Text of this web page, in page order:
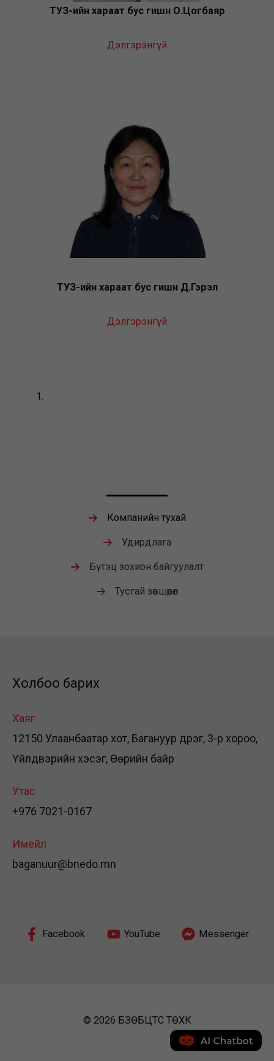
ТУЗ-ийн хараат бус гишүүн О.Цогбаяр
Дэлгэрэнгүй
ТУЗ-ийн хараат бус гишүүн Д.Гэрэл
Дэлгэрэнгүй
Компанийн тухай
Удирдлага
Бүтэц зохион байгуулалт
Тусгай зөвшөөрөл
Холбоо барих
Хаяг
12150 Улаанбаатар хот, Багануур дүүрэг, 3-р хороо,
Үйлдвэрийн хэсэг, Өөрийн байр
Утас
+976 7021-0167
Имейл
baganuur@bnedo.mn
Facebook YouTube Messenger
© 2026 БЗӨБЦТС ТӨХК